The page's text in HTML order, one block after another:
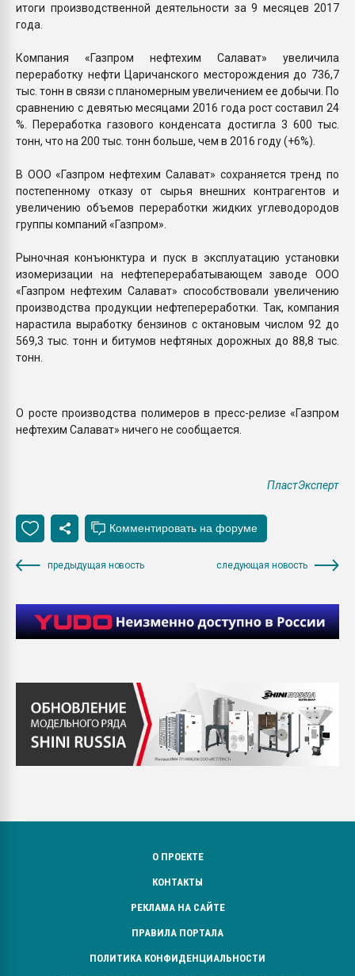
итоги производственной деятельности за 9 месяцев 2017
года.
Компания «Газпром нефтехим Салават» увеличила
переработку нефти Царичанского месторождения до 736,7
тыс. тонн в связи с планомерным увеличением ее добычи. По
сравнению с девятью месяцами 2016 года рост составил 24
%. Переработка газового конденсата достигла 3 600 тыс.
тонн, что на 200 тыс. тонн больше, чем в 2016 году (+6%).
В ООО «Газпром нефтехим Салават» сохраняется тренд по
постепенному отказу от сырья внешних контрагентов и
увеличению объемов переработки жидких углеводородов
группы компаний «Газпром».
Рыночная конъюнктура и пуск в эксплуатацию установки
изомеризации на нефтеперерабатывающем заводе ООО
«Газпром нефтехим Салават» способствовали увеличению
производства продукции нефтепереработки. Так, компания
нарастила выработку бензинов с октановым числом 92 до
569,3 тыс. тонн и битумов нефтяных дорожных до 88,8 тыс.
тонн.
О росте производства полимеров в пресс-релизе «Газпром
нефтехим Салават» ничего не сообщается.
ПластЭксперт
предыдущая новость следующая новость
О ПРОЕКТЕ
КОНТАКТЫ
РЕКЛАМА НА САЙТЕ
ПРАВИЛА ПОРТАЛА
ПОЛИТИКА КОНФИДЕНЦИАЛЬНОСТИ